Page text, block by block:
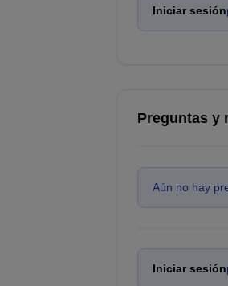
Iniciar sesión
Preguntas y
Aún no hay
Iniciar sesión